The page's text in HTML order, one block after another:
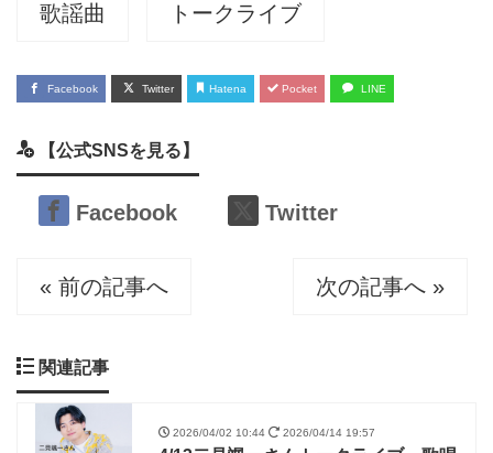
歌謡曲 トークライブ
Facebook Twitter Hatena Pocket LINE
【公式SNSを見る】
Facebook Twitter
« 前の記事へ 次の記事へ »
関連記事
2026/04/02 10:44 2026/04/14 19:57